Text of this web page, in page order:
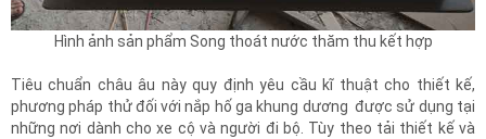
Hình ảnh sản phẩm Song thoát nước thăm thu kết hợp
Tiêu chuẩn châu âu này quy định yêu cầu kĩ thuật cho thiết kế,
phương pháp thử đối với nắp hố ga khung dương được sử dụng tại
những nơi dành cho xe cộ và người đi bộ. Tùy theo tải thiết kế và